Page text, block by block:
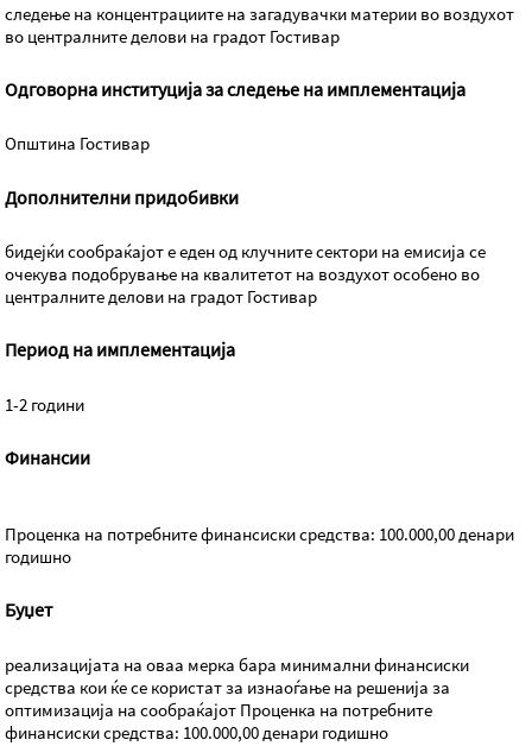
следење на концентрациите на загадувачки материи во воздухот
во централните делови на градот Гостивар
Одговорна институција за следење на имплементација
Општина Гостивар
Дополнителни придобивки
бидејќи сообраќајот е еден од клучните сектори на емисија се
очекува подобрување на квалитетот на воздухот особено во
централните делови на градот Гостивар
Период на имплементација
1-2 години
Финансии
Проценка на потребните финансиски средства: 100.000,00 денари
годишно
Буџет
реализацијата на оваа мерка бара минимални финансиски
средства кои ќе се користат за изнаоѓање на решенија за
оптимизација на сообраќајот Проценка на потребните
финансиски средства: 100.000,00 денари годишно